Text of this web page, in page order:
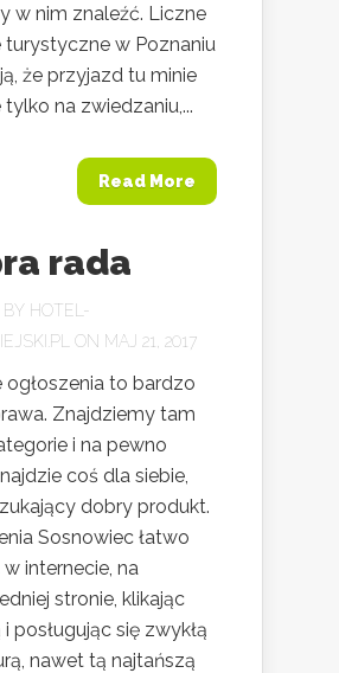
w nim znaleźć. Liczne
turystyczne w Poznaniu
że przyjazd tu minie
tylko na zwiedzaniu,...
Read More
rada
BY HOTEL-
ON MAJ 21, 2017
ogłoszenia to bardzo
Znajdziemy tam
i na pewno
coś dla siebie,
dobry produkt.
Sosnowiec łatwo
internecie, na
stronie, klikając
posługując się zwykłą
nawet tą najtańszą